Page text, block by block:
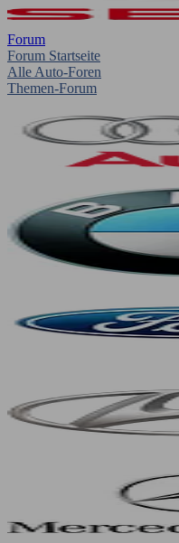
Forum
Forum Startseite
Alle Auto-Foren
Themen-Forum